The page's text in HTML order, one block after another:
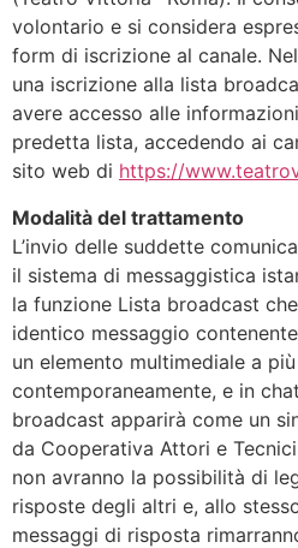
volontario e si considera
form di iscrizione al canale.
una iscrizione alla lista
avere accesso alle
predetta lista, accedendo ai
sito web di https://
Modalità del trattamento
L’invio delle suddette
il sistema di messaggistica
la funzione Lista broadcast
identico messaggio
un elemento multimediale a
contemporaneamente, e in
broadcast apparirà come un
da Cooperativa Attori e
non avranno la possibilità di
risposte degli altri e, allo
messaggi di risposta